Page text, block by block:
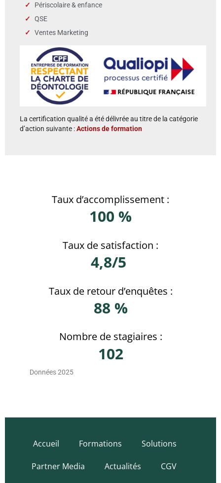
Périscolaire & enfance
QSE
Ventes Marketing
La certification qualité a été délivrée au titre de la catégorie
d’action suivante :Actions de formation
Nombre de stagiaires :
102
Taux de retour d’enquêtes :
88 %
Taux de satisfaction :
4,8/5
Taux d’accomplissement :
100 %
Données 2025
Accueil Formations Solutions
Partner Media Actualités CGV